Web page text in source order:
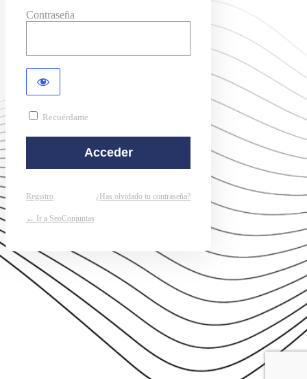
Contraseña
Recuérdame
Registro ¿Has olvidado tu contraseña?
← Ir a SeoConjuntas